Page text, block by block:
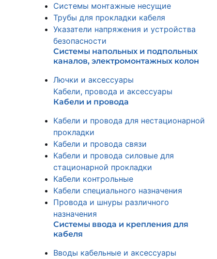
Системы монтажные несущие
Трубы для прокладки кабеля
Указатели напряжения и устройства
безопасности
Системы напольных и подпольных
каналов, электромонтажных колон
Лючки и аксессуары
Кабели, провода и аксессуары
Кабели и провода
Кабели и провода для нестационарной
прокладки
Кабели и провода связи
Кабели и провода силовые для
стационарной прокладки
Кабели контрольные
Кабели специального назначения
Провода и шнуры различного
назначения
Системы ввода и крепления для
кабеля
Вводы кабельные и аксессуары